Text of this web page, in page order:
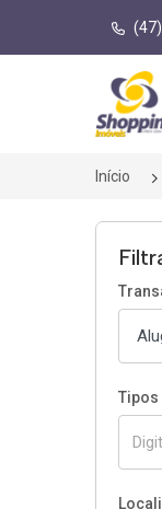
Início
Tipos